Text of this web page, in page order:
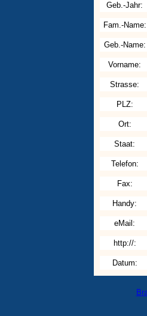
Geb.-Jahr:
Fam.-Name:
Geb.-Name:
Vorname:
Strasse:
PLZ:
Ort:
Staat:
Telefon:
Fax:
Handy:
eMail:
http://:
Datum: